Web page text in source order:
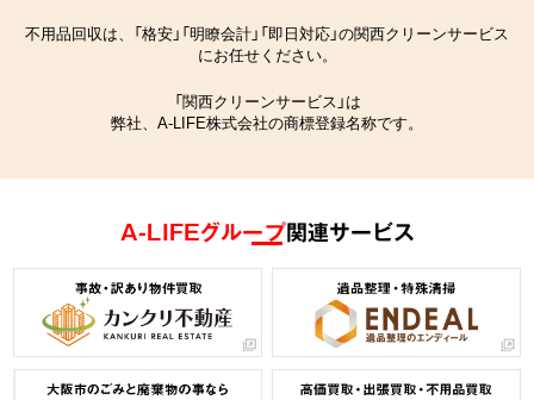
不用品回収は、「格安」「明瞭会計」「即日対応」の関西クリーンサービス
にお任せください。
「関西クリーンサービス」は
弊社、A-LIFE株式会社の商標登録名称です。
A-LIFEグループ関連サービス